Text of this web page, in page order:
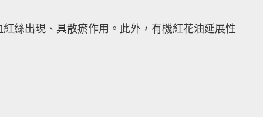
絲出現、具散瘀作用。此外，有機紅花油延展性